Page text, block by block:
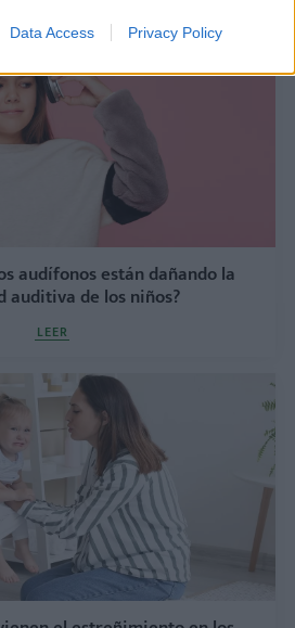
Data Access Privacy Policy
audífonos están dañando la
auditiva de los niños?
LEER